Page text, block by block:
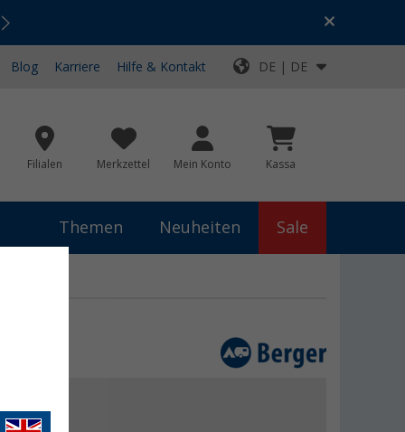
Top-Deals für dein Abenteuer!
Blog Karriere Hilfe & Kontakt DE | DE
Filialen Merkzettel Mein Konto Kassa
Themen Neuheiten Sale
€